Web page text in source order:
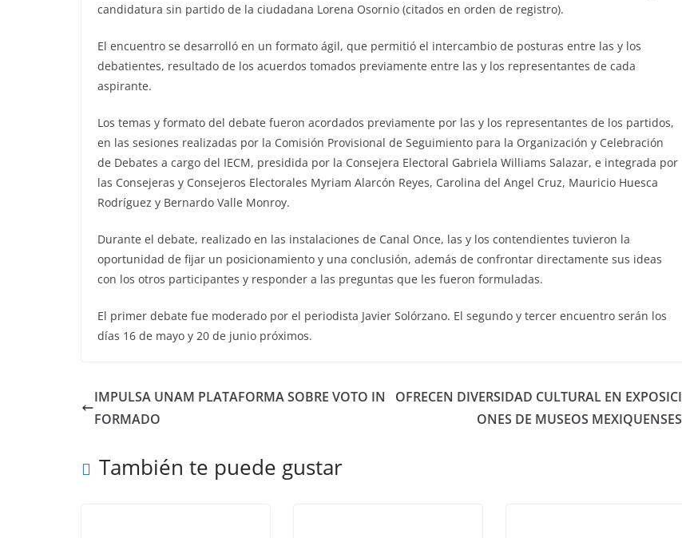
candidatura sin partido de la ciudadana Lorena Osornio (citados en orden de registro).
El encuentro se desarrolló en un formato ágil, que permitió el intercambio de posturas entre las y los
debatientes, resultado de los acuerdos tomados previamente entre las y los representantes de cada
aspirante.
Los temas y formato del debate fueron acordados previamente por las y los representantes de los partidos,
en las sesiones realizadas por la Comisión Provisional de Seguimiento para la Organización y Celebración
de Debates a cargo del IECM, presidida por la Consejera Electoral Gabriela Williams Salazar, e integrada por
las Consejeras y Consejeros Electorales Myriam Alarcón Reyes, Carolina del Angel Cruz, Mauricio Huesca
Rodríguez y Bernardo Valle Monroy.
Durante el debate, realizado en las instalaciones de Canal Once, las y los contendientes tuvieron la
oportunidad de fijar un posicionamiento y una conclusión, además de confrontar directamente sus ideas
con los otros participantes y responder a las preguntas que les fueron formuladas.
El primer debate fue moderado por el periodista Javier Solórzano. El segundo y tercer encuentro serán los
días 16 de mayo y 20 de junio próximos.
IMPULSA UNAM PLATAFORMA SOBRE VOTO IN
FORMADO
OFRECEN DIVERSIDAD CULTURAL EN EXPOSICI
ONES DE MUSEOS MEXIQUENSES
También te puede gustar